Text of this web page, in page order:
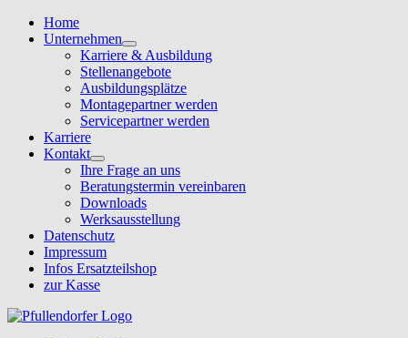
Home
Unternehmen
Karriere & Ausbildung
Stellenangebote
Ausbildungsplätze
Montagepartner werden
Servicepartner werden
Karriere
Kontakt
Ihre Frage an uns
Beratungstermin vereinbaren
Downloads
Werksausstellung
Datenschutz
Impressum
Infos Ersatzteilshop
zur Kasse